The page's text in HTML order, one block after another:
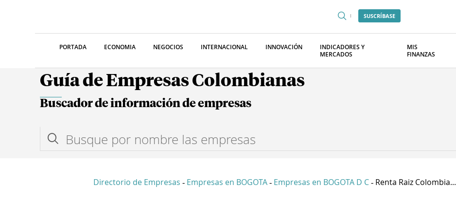
SUSCRÍBASE
PORTADA ECONOMIA NEGOCIOS INTERNACIONAL INNOVACIÓN
INDICADORES Y
MERCADOS
MIS
FINANZAS
Guía de Empresas Colombianas
Buscador de información de empresas
Directorio de Empresas - Empresas en BOGOTA - Empresas en BOGOTA D C - Renta Raiz Colombia...